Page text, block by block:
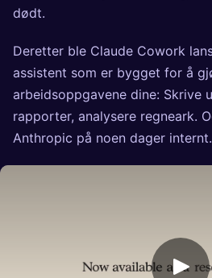
dødt.
Deretter ble Claude Cowork
assistent som er bygget for å
arbeidsoppgavene dine: Skrive
rapporter, analysere regneark.
Anthropic på noen dager internt.